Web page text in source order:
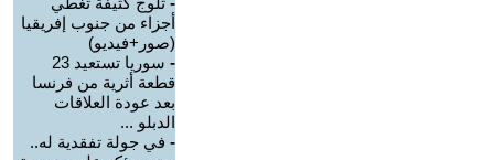
أجزاء من جنوب إفريقيا
(صور+فيديو)
-
سوريا تستعيد 23
قطعة أثرية من فرنسا
بعد عودة العلاقات
الدبلو ...
- في جولة تفقدية له..